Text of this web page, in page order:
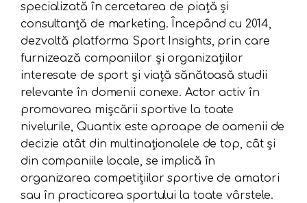
specializată în cercetarea de piață și
consultanță de marketing. Începând cu 2014,
dezvoltă platforma Sport Insights, prin care
furnizează companiilor și organizațiilor
interesate de sport și viață sănătoasă studii
relevante în domenii conexe. Actor activ în
promovarea mișcării sportive la toate
nivelurile, Quantix este aproape de oamenii de
decizie atât din multinaționalele de top, cât și
din companiile locale, se implică în
organizarea competițiilor sportive de amatori
sau în practicarea sportului la toate vârstele.